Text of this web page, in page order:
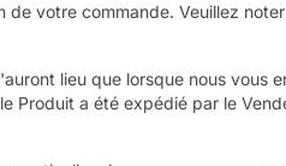
votre commande. Veuillez
lieu que lorsque nous vous
a été expédié par le